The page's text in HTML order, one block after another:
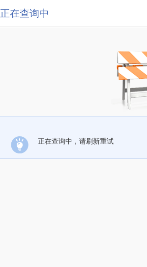
正在查询中
正在查询中，请刷新重试